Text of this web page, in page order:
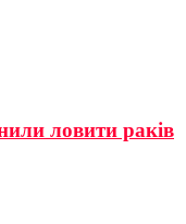
ловити раків